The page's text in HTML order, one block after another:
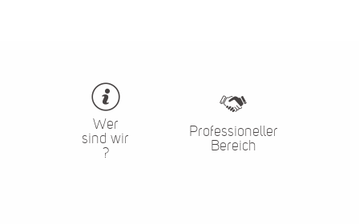
Wer
sind wir
?
Professioneller
Bereich